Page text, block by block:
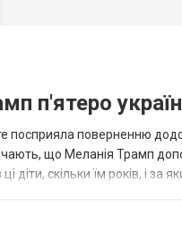
п'ятеро
поверненню
що Меланія Трамп
діти, скільки їм років, і